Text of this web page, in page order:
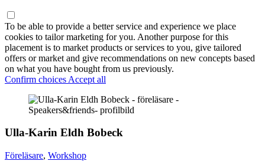
To be able to provide a better service and experience we place
cookies to tailor marketing for you. Another purpose for this
placement is to market products or services to you, give tailored
offers or market and give recommendations on new concepts based
on what you have bought from us previously.
Confirm choices Accept all
Ulla-Karin Eldh Bobeck
Föreläsare, Workshop